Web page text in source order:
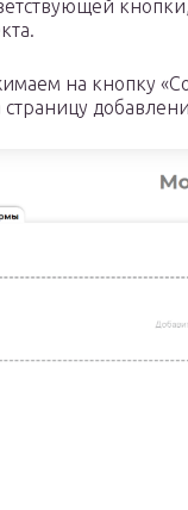
на кнопку